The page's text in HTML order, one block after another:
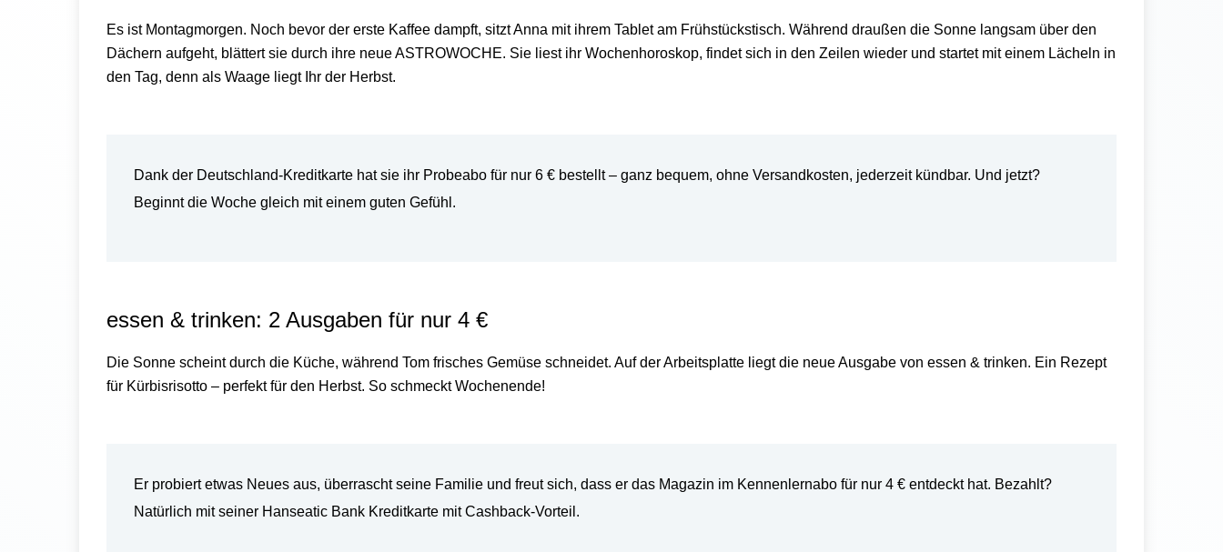
Es ist Montagmorgen. Noch bevor der erste Kaffee dampft, sitzt Anna mit ihrem Tablet am Frühstückstisch. Während draußen die Sonne langsam über den
Dächern aufgeht, blättert sie durch ihre neue ASTROWOCHE. Sie liest ihr Wochenhoroskop, findet sich in den Zeilen wieder und startet mit einem Lächeln in
den Tag, denn als Waage liegt Ihr der Herbst.
Dank der Deutschland-Kreditkarte hat sie ihr Probeabo für nur 6 € bestellt– ganz bequem, ohne Versandkosten, jederzeit kündbar. Und jetzt?
Beginnt die Woche gleich mit einem guten Gefühl.
essen & trinken: 2 Ausgaben für nur 4 €
Die Sonne scheint durch die Küche, während Tom frisches Gemüse schneidet. Auf der Arbeitsplatte liegt die neue Ausgabe von essen & trinken. Ein Rezept
für Kürbisrisotto – perfekt für den Herbst. So schmeckt Wochenende!
Er probiert etwas Neues aus, überrascht seine Familie und freut sich, dass er das Magazin im Kennenlernabo für nur 4 € entdeckt hat. Bezahlt?
Natürlich mit seiner Hanseatic Bank Kreditkarte mit Cashback-Vorteil.